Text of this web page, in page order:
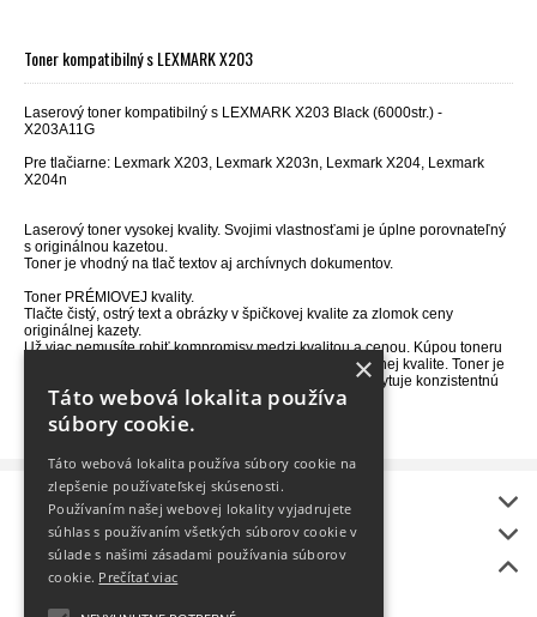
Toner kompatibilný s LEXMARK X203
Laserový toner kompatibilný s LEXMARK X203 Black (6000str.) -
X203A11G
Pre tlačiarne: Lexmark X203, Lexmark X203n, Lexmark X204, Lexmark
X204n
Laserový toner vysokej kvality. Svojimi vlastnosťami je úplne porovnateľný
s originálnou kazetou.
Toner je vhodný na tlač textov aj archívnych dokumentov.
Toner PRÉMIOVEJ kvality.
Tlačte čistý, ostrý text a obrázky v špičkovej kvalite za zlomok ceny
originálnej kazety.
Už viac nemusíte robiť kompromisy medzi kvalitou a cenou. Kúpou toneru
od nás vytlačíte svoje dokumenty ľahko a v profesionálnej kvalite. Toner je
vhodný na tlač textov aj archívnych dokumentov a poskytuje konzistentnú
kvalitu tlače počas celej doby životnosti.
Informácie
onlineToner
Bonus
Ako vybrať tlačiareň?
×
Táto webová lokalita používa
súbory cookie.
Táto webová lokalita používa súbory cookie na
zlepšenie používateľskej skúsenosti.
Používaním našej webovej lokality vyjadrujete
súhlas s používaním všetkých súborov cookie v
súlade s našimi zásadami používania súborov
cookie. Prečítať viac